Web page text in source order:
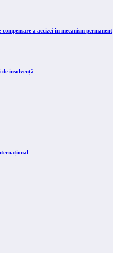
a accizei în mecanism permanent
insolvență